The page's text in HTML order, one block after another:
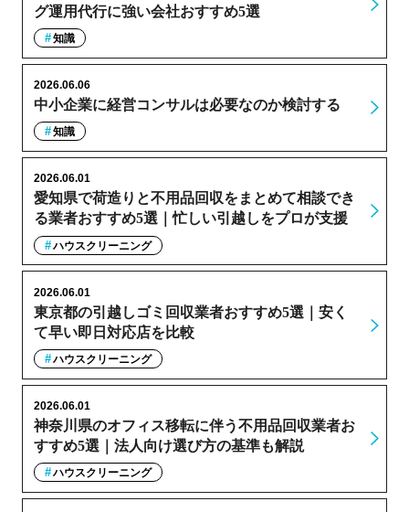
グ運用代行に強い会社おすすめ5選
知識
中小企業に経営コンサルは必要なのか検討する
2026.06.06
知識
愛知県で荷造りと不用品回収をまとめて相談でき
る業者おすすめ5選｜忙しい引越しをプロが支援
2026.06.01
ハウスクリーニング
東京都の引越しゴミ回収業者おすすめ5選｜安く
て早い即日対応店を比較
2026.06.01
ハウスクリーニング
神奈川県のオフィス移転に伴う不用品回収業者お
すすめ5選｜法人向け選び方の基準も解説
2026.06.01
ハウスクリーニング